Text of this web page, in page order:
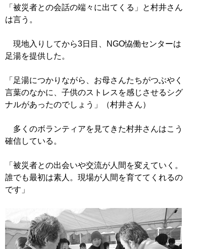
「被災者との会話の端々に出てくる」と村井さん
は言う。
現地入りしてから3日目、NGO恊働センターは
足湯を提供した。
「足湯につかりながら、お母さんたちがつぶやく
言葉のなかに、子供のストレスを感じさせるシグ
ナルがあったのでしょう」（村井さん）
多くのボランティアを見てきた村井さんはこう
確信している。
「被災者との出会いや交流が人間を変えていく。
誰でも最初は素人。現場が人間を育ててくれるの
です」